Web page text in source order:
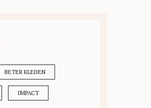
BETER KLEDEN
IMPACT